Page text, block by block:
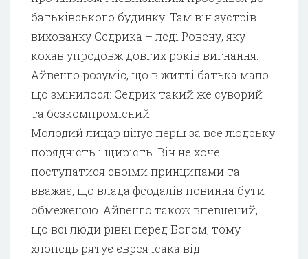
батьківського будинку. Там він зустрів
вихованку Седрика – леді Ровену, яку
кохав упродовж довгих років вигнання.
Айвенго розуміє, що в житті батька мало
що змінилося: Седрик такий же суворий
та безкомпромісний.
Молодий лицар цінує перш за все людську
порядність і щирість. Він не хоче
поступатися своїми принципами та
вважає, що влада феодалів повинна бути
обмеженою. Айвенго також впевнений,
що всі люди рівні перед Богом, тому
хлопець рятує єврея Ісака від